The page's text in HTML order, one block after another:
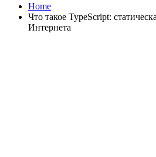
Home
Что такое TypeScript:
Интернета